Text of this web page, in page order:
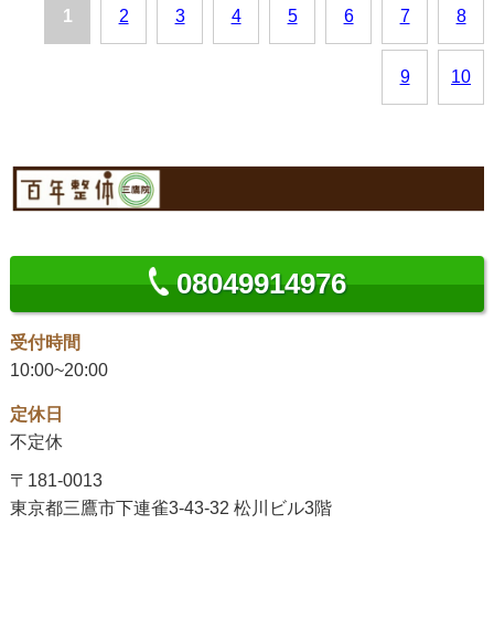
1 2 3 4 5 6 7 8
9 10
08049914976
受付時間
10:00~20:00
定休日
不定休
〒181-0013
東京都三鷹市下連雀3-43-32 松川ビル3階